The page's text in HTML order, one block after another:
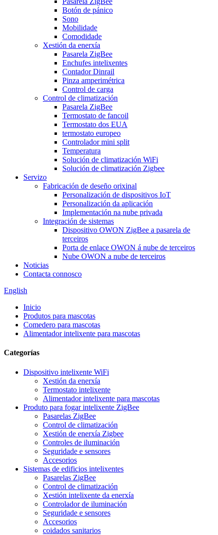
Botón de pánico
Sono
Mobilidade
Comodidade
Xestión da enerxía
Pasarela ZigBee
Enchufes intelixentes
Contador Dinrail
Pinza amperimétrica
Control de carga
Control de climatización
Pasarela ZigBee
Termostato de fancoil
Termostato dos EUA
termostato europeo
Controlador mini split
Temperatura
Solución de climatización WiFi
Solución de climatización Zigbee
Servizo
Fabricación de deseño orixinal
Personalización de dispositivos IoT
Personalización da aplicación
Implementación na nube privada
Integración de sistemas
Dispositivo OWON ZigBee a pasarela de
terceiros
Porta de enlace OWON á nube de terceiros
Nube OWON a nube de terceiros
Noticias
Contacta connosco
English
Inicio
Produtos para mascotas
Comedero para mascotas
Alimentador intelixente para mascotas
Categorías
Dispositivo intelixente WiFi
Xestión da enerxía
Termostato intelixente
Alimentador intelixente para mascotas
Produto para fogar intelixente ZigBee
Pasarelas ZigBee
Control de climatización
Xestión de enerxía Zigbee
Controles de iluminación
Seguridade e sensores
Accesorios
Sistemas de edificios intelixentes
Pasarelas ZigBee
Control de climatización
Xestión intelixente da enerxía
Controlador de iluminación
Seguridade e sensores
Accesorios
coidados sanitarios